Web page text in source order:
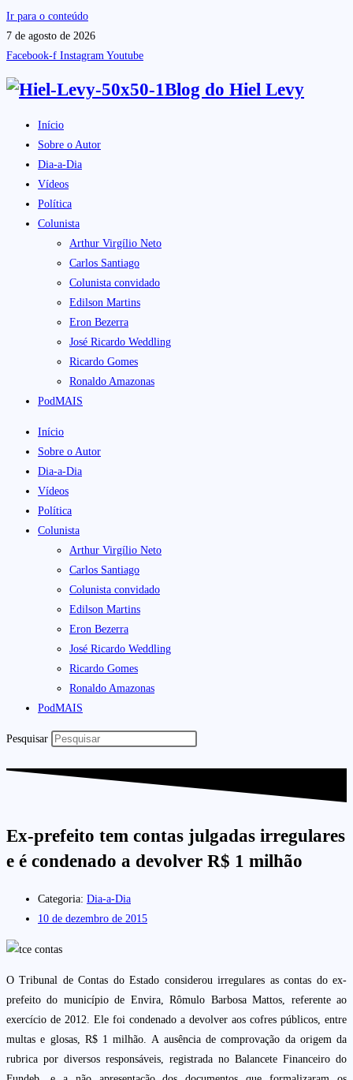
Ir para o conteúdo
7 de agosto de 2026
Facebook-f Instagram Youtube
Blog do Hiel Levy
Início
Sobre o Autor
Dia-a-Dia
Vídeos
Política
Colunista
Arthur Virgílio Neto
Carlos Santiago
Colunista convidado
Edilson Martins
Eron Bezerra
José Ricardo Weddling
Ricardo Gomes
Ronaldo Amazonas
PodMAIS
Início
Sobre o Autor
Dia-a-Dia
Vídeos
Política
Colunista
Arthur Virgílio Neto
Carlos Santiago
Colunista convidado
Edilson Martins
Eron Bezerra
José Ricardo Weddling
Ricardo Gomes
Ronaldo Amazonas
PodMAIS
Pesquisar
Ex-prefeito tem contas julgadas irregulares
e é condenado a devolver R$ 1 milhão
Categoria: Dia-a-Dia
10 de dezembro de 2015
O Tribunal de Contas do Estado considerou irregulares as contas do ex-
prefeito do município de Envira, Rômulo Barbosa Mattos, referente ao
exercício de 2012. Ele foi condenado a devolver aos cofres públicos, entre
multas e glosas, R$ 1 milhão. A ausência de comprovação da origem da
rubrica por diversos responsáveis, registrada no Balancete Financeiro do